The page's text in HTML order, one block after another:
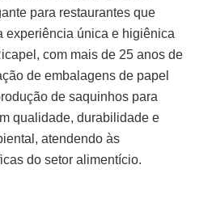
para restaurantes que
experiência única e higiênica
com mais de 25 anos de
de embalagens de papel
de saquinhos para
qualidade, durabilidade e
atendendo às
do setor alimentício.